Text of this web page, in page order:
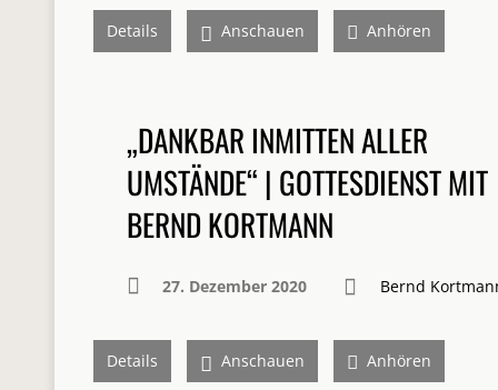
Details Anschauen Anhören
„DANKBAR INMITTEN ALLER
UMSTÄNDE“ | GOTTESDIENST MIT
BERND KORTMANN
27. Dezember 2020 Bernd
Details Anschauen Anhören